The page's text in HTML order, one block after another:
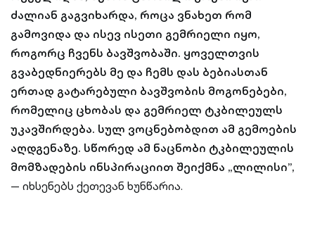
ძალიან გაგვიხარდა, როცა ვნახეთ რომ
გამოვიდა და ისევ ისეთი გემრიელი იყო,
როგორც ჩვენს ბავშვობაში. ყოველთვის
გვაბედნიერებს მე და ჩემს დას ბებიასთან
ერთად გატარებული ბავშვობის მოგონებები,
რომელიც ცხობას და გემრიელ ტკბილეულს
უკავშირდება. სულ ვოცნებობდით ამ გემოების
აღდგენაზე. სწორედ ამ ნაცნობი ტკბილეულის
მომზადების ინსპირაციით შეიქმნა „ლილისი”,
— იხსენებს ქეთევან ხუნწარია.